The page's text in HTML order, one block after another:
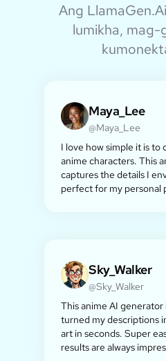
Ang
lumikha,
Maya_Lee
@Maya_Lee
I love how simple it is to
anime characters. This
captures the details I
perfect for my personal
Sky_Walker
@Sky_Walker
This anime AI generator
turned my descriptions
art in seconds. Super
results are always